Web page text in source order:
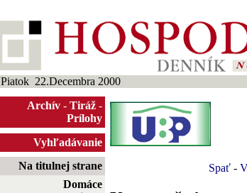
Piatok 22.Decembra 2000
Archív - Tiráž -
Prílohy
Vyhľadávanie
Na titulnej strane
Domáce
Spať-